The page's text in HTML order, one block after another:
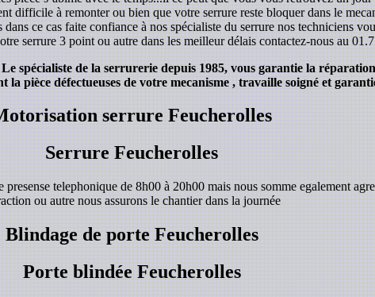
difficile à remonter ou bien que votre serrure reste bloquer dans le
ce cas faite confiance à nos spécialiste du serrure nos techniciens
serrure 3 point ou autre dans les meilleur délais contactez-nous au
spécialiste de la serrurerie depuis 1985, vous garantie la
pièce défectueuses de votre mecanisme , travaille soigné et
serrure Feucherolles
Serrure Feucherolles
telephonique de 8h00 à 20h00 mais nous somme egalement
ou autre nous assurons le chantier dans la journée
Blindage de porte Feucherolles
Porte blindée Feucherolles